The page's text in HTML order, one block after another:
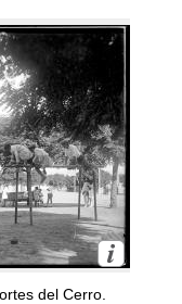
del Cerro.